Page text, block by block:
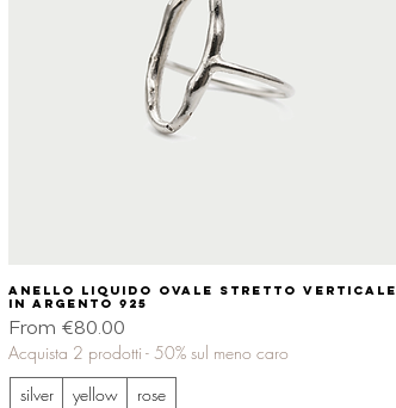
Quick View
Anello liquido ovale stretto verticale
in argento 925
From €80.00
Sale Price
Acquista 2 prodotti - 50% sul meno caro
silver
yellow rose